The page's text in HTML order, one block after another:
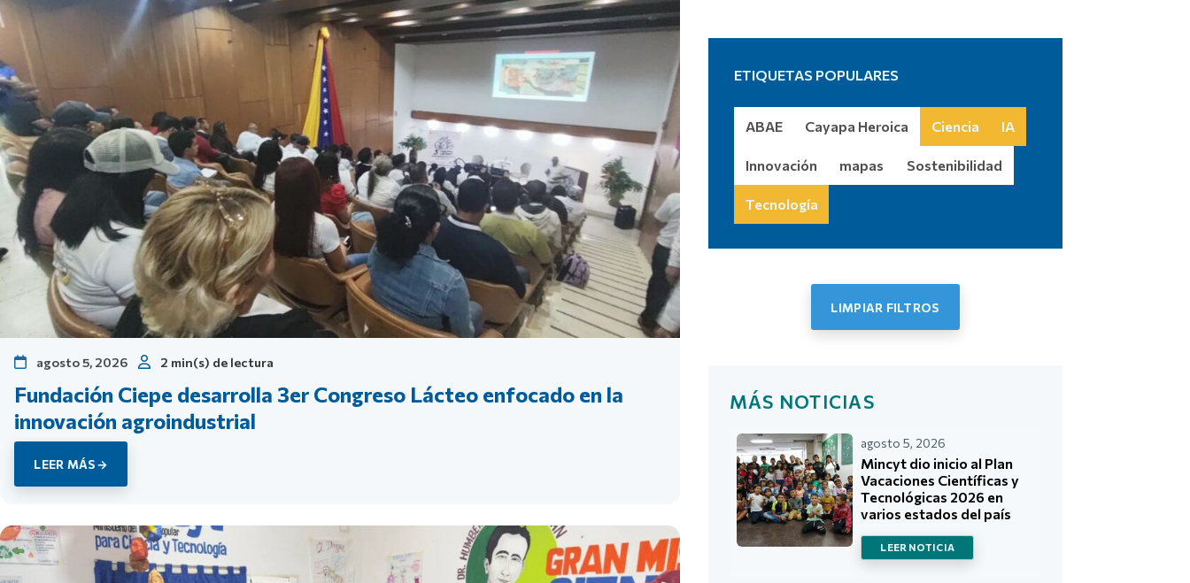
agosto 5, 2026 2 min(s) de lectura
Fundación Ciepe desarrolla 3er Congreso Lácteo enfocado en la
innovación agroindustrial
LEER MÁS
ETIQUETAS POPULARES
ABAE Cayapa Heroica Ciencia IA
Innovación mapas Sostenibilidad
Tecnología
LIMPIAR FILTROS
MÁS NOTICIAS
agosto 5, 2026
Mincyt dio inicio al Plan
Vacaciones Científicas y
Tecnológicas 2026 en
varios estados del país
LEER NOTICIA